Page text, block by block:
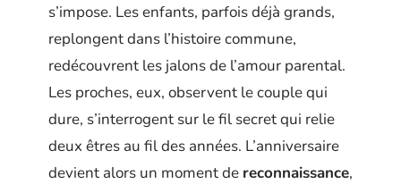
s’impose. Les enfants, parfois déjà grands,
replongent dans l’histoire commune,
redécouvrent les jalons de l’amour parental.
Les proches, eux, observent le couple qui
dure, s’interrogent sur le fil secret qui relie
deux êtres au fil des années. L’anniversaire
devient alors un moment de reconnaissance,